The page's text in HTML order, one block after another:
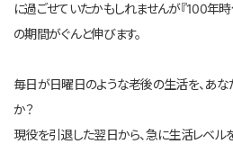
に過ごせていたかもしれませんが『100年
の期間がぐんと伸びます。
毎日が日曜日のような老後の生活を、あな
か？
現役を引退した翌日から、急に生活レベル